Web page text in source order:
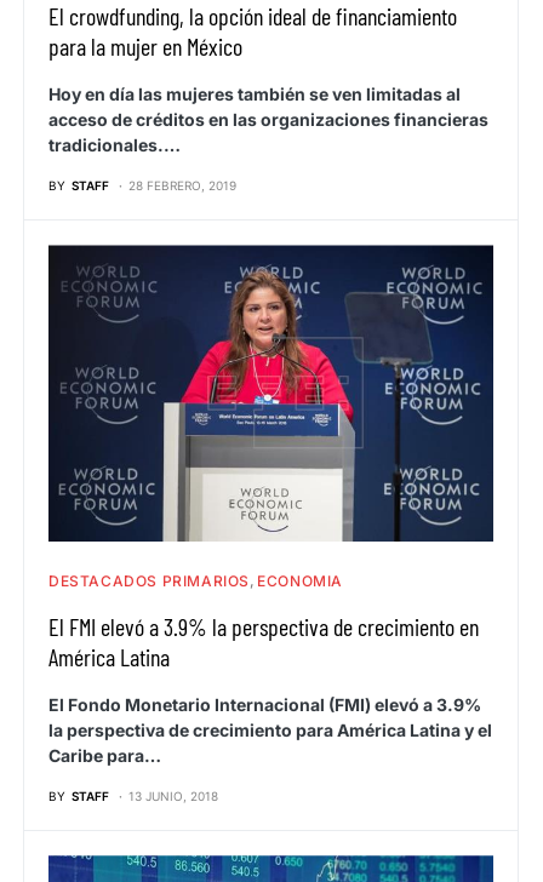
El crowdfunding, la opción ideal de financiamiento
para la mujer en México
Hoy en día las mujeres también se ven limitadas al
acceso de créditos en las organizaciones financieras
tradicionales.…
BY STAFF 28 FEBRERO, 2019
DESTACADOS PRIMARIOS ECONOMIA
El FMI elevó a 3.9% la perspectiva de crecimiento en
América Latina
El Fondo Monetario Internacional (FMI) elevó a 3.9%
la perspectiva de crecimiento para América Latina y el
Caribe para…
BY STAFF 13 JUNIO, 2018